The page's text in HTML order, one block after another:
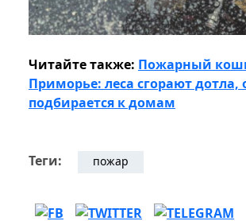
Читайте также: Пожарный
Приморье: леса сгорают дотла,
подбирается к домам
Теги: пожар